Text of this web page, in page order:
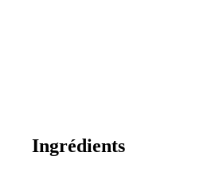
Ingrédients